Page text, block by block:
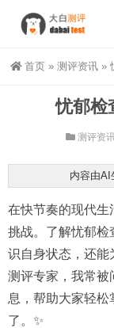
首页 » 测评资讯 »
忧郁检
测评资
内容由AI
在快节奏的现代生
挑战。了解忧郁检
识自身状态，还能
测评专家，我常被
息，帮助大家轻松
了。✨